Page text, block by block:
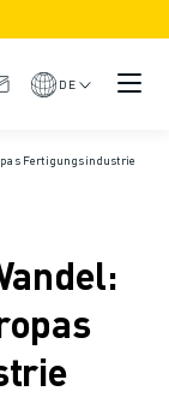
DE
Fertigungsindustrie